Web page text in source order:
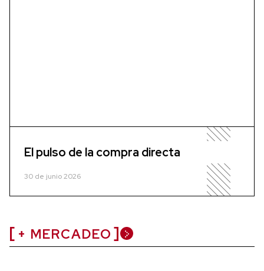
El pulso de la compra directa
30 de junio 2026
+ MERCADEO